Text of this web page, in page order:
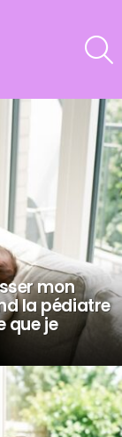
mon
la pédiatre
que je